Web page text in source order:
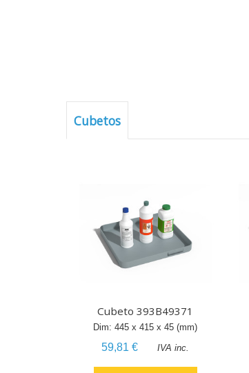
Cubetos
Cubeto 393B49371
Dim: 445 x 415 x 45 (mm)
59,81 € IVA inc.